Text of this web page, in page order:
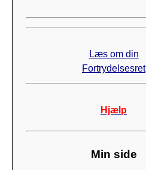
Læs om din
Fortrydelsesret
Hjælp
Min side